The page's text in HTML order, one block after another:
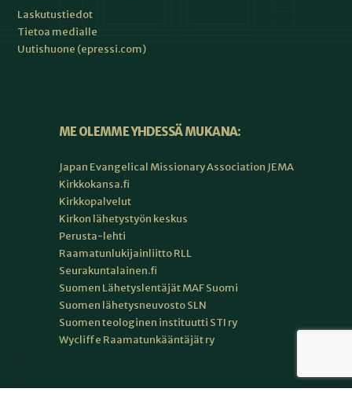
Laskutustiedot
Tietoa medialle
Uutishuone (epressi.com)
ME OLEMME YHDESSÄ MUKANA:
Japan Evangelical Missionary Association JEMA
Kirkkokansa.fi
Kirkkopalvelut
Kirkon lähetystyön keskus
Perusta-lehti
Raamatunlukijainliitto RLL
Seurakuntalainen.fi
Suomen Lähetyslentäjät MAF Suomi
Suomen lähetysneuvosto SLN
Suomen teologinen instituutti STI ry
Wycliffe Raamatunkääntäjät ry